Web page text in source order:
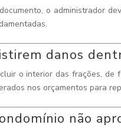
o administrador
danos
o interior das frações, de
nos orçamentos para
não